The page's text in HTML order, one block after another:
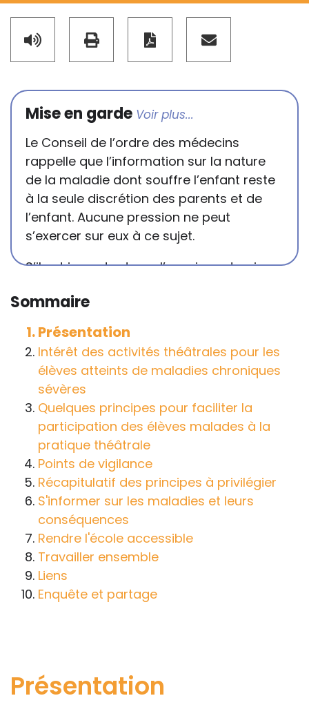
Présentation
Mise en garde
Le Conseil de l’ordre des médecins
rappelle que l’information sur la nature
de la maladie dont souffre l’enfant reste
à la seule discrétion des parents et de
l’enfant. Aucune pression ne peut
s’exercer sur eux à ce sujet.
S’il est important que l’enseignant puisse
conséquences de la maladie ou du
handicap sur les apprentissages, cela ne
passe pas forcément pas l’exposé du
diagnostic en tant que tel.
Cette information doit être adaptée par
chacun, dans le respect de l’individu en
particulier, enfant et adulte, et prendre en
compte la variabilité d’une même
maladie ou handicap selon chaque
enfant.
La consultation d’informations sur un site
web n’exonère personne de ses
responsabilités professionnelles, civiles
et pénales. Les personnes qui
s'inspireront des éléments publiés sur le
situation particulière pour prendre leurs
Sommaire
Présentation
Intérêt des activités théâtrales pour les
élèves atteints de maladies chroniques
sévères
Quelques principes pour faciliter la
participation des élèves malades à la
pratique théâtrale
Points de vigilance
Récapitulatif des principes à privilégier
S'informer sur les maladies et leurs
conséquences
Rendre l'école accessible
Travailler ensemble
Liens
Enquête et partage